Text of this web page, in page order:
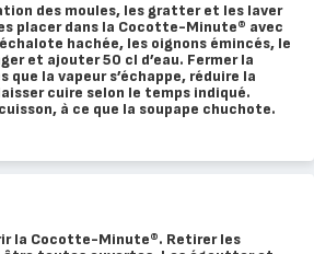
des moules, les gratter et les laver
placer dans la Cocotte-Minute® avec
hachée, les oignons émincés, le
et ajouter 50 cl d’eau. Fermer la
la vapeur s’échappe, réduire la
cuire selon le temps indiqué.
à ce que la soupape chuchote.
la Cocotte-Minute®. Retirer les